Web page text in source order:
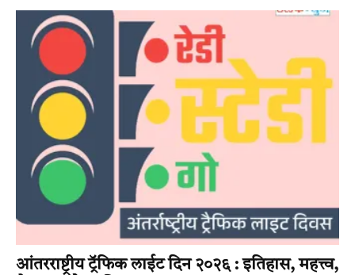
आंतरराष्ट्रीय ट्रॅफिक लाईट दिन २०२६ : इतिहास, महत्त्व,